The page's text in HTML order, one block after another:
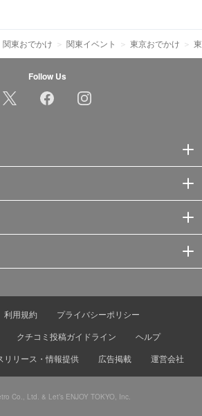
関東おでかけ 関東イベント 東京おでかけ
Follow Us
利用規約
プライバシーポリシー
クチコミ投稿ガイドライン
ヘルプ
リリース・情報提供 広告掲載 運営会社
Co., Ltd. & Let’s ENJOY TOKYO, Inc.